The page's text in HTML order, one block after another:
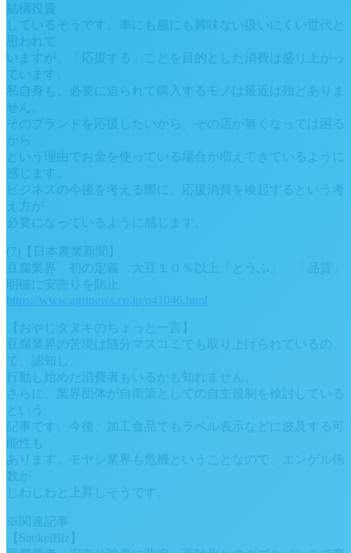
結構投資
しているそうです。車にも服にも興味ない扱いにくい世代と
思われて
いますが、「応援する」ことを目的とした消費は盛り上がっ
ています。
私自身も、必要に迫られて購入するモノは最近は殆どありま
せん。
そのブランドを応援したいから、その店が無くなっては困る
から
という理由でお金を使っている場合が増えてきているように
感じます。
ビジネスの今後を考える際に、応援消費を喚起するという考
え方が
必要になっているように感じます。
(7)【日本農業新聞】
豆腐業界 初の定義 大豆１０％以上「とうふ」 「品質」
明確に安売りを防止
https://www.agrinews.co.jp/p41046.html
【おやじタヌキのちょっと一言】
豆腐業界の苦境は随分マスコミでも取り上げられているの
で、認知し、
行動し始めた消費者もいるかも知れません。
さらに、業界団体が自衛策としての自主規制を検討している
という
記事です。今後、加工食品でもラベル表示などに波及する可
能性も
あります。モヤシ業界も危機ということなので、エンゲル係
数が
じわじわと上昇しそうです。
※関連記事
【SankeiBiz】